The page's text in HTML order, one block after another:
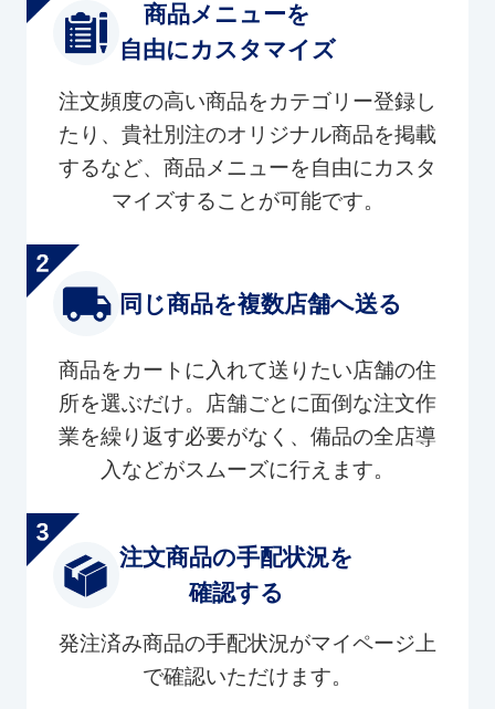
商品メニューを
自由にカスタマイズ
注文頻度の高い商品をカテゴリー登録し
たり、貴社別注のオリジナル商品を掲載
するなど、商品メニューを自由にカスタ
マイズすることが可能です。
同じ商品を複数店舗へ送る
商品をカートに入れて送りたい店舗の住
所を選ぶだけ。店舗ごとに面倒な注文作
業を繰り返す必要がなく、備品の全店導
入などがスムーズに行えます。
注文商品の手配状況を
確認する
発注済み商品の手配状況がマイページ上
で確認いただけます。